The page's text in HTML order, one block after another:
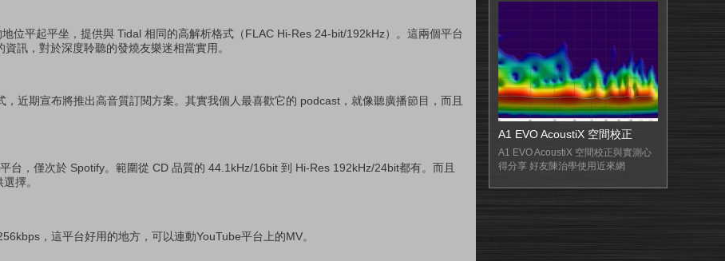
位平起平坐，提供與 Tidal 相同的高解析格式（FLAC Hi-Res 24-bit/192kHz）。這兩個平台
訊，對於深度聆聽的發燒友樂迷相當實用。
，近期宣布將推出高音質訂閱方案。其實我個人最喜歡它的 podcast，就像聽廣播節目，而且
台，僅次於 Spotify。範圍從 CD 品質的 44.1kHz/16bit 到 Hi-Res 192kHz/24bit都有。而且
擇。
，這平台好用的地方，可以連動YouTube平台上的MV。
A1 EVO AcoustiX 空間校正
A1 EVO AcoustiX 空間校正與實測心
得分享 好友陳治學使用近來網